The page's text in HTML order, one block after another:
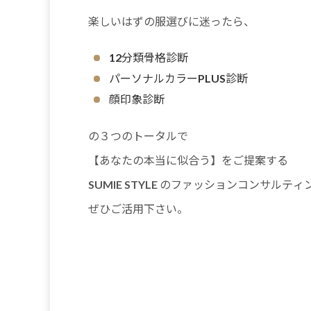
楽しいはずの服選びに迷ったら、
12分類骨格診断
パーソナルカラーPLUS診断
顔印象診断
の３つのトータルで
【あなたの本当に似合う】をご提案する
SUMIE STYLE のファッションコンサルティ
ぜひご活用下さい。